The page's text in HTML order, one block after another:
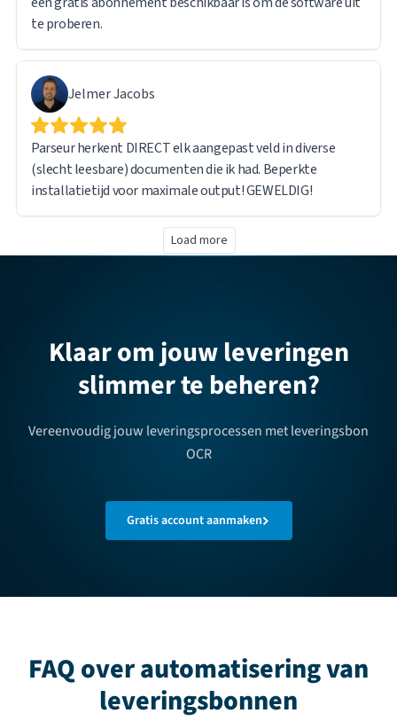
te proberen.
Jelmer Jacobs
Parseur herkent DIRECT elk aangepast veld in diverse
(slecht leesbare) documenten die ik had. Beperkte
installatietijd voor maximale output! GEWELDIG!
Load more
Klaar om jouw leveringen
slimmer te beheren?
Vereenvoudig jouw leveringsprocessen met leveringsbon
OCR
Gratis account aanmaken
FAQ over automatisering van
leveringsbonnen